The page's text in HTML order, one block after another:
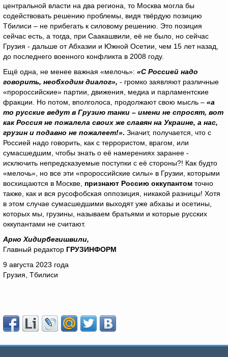
центральной власти на два региона, то Москва могла бы
содействовать решению проблемы, видя твёрдую позицию
Тбилиси – не прибегать к силовому решению. Это позиция
сейчас есть, а тогда, при Саакашвили, её не было, но сейчас
Грузия - дальше от Абхазии и Южной Осетии, чем 15 лет назад,
до последнего военного конфликта в 2008 году.
Ещё одна, не менее важная «мелочь»: «С Россией надо
говорить, необходим диалог», - громко заявляют различные
«пророссийские» партии, движения, медиа и парламентские
фракции. Но потом, вполголоса, продолжают свою мысль – «а
то русские ведут в Грузию танки – имени не спросят, вот
как Россия не пожалела своих же славян на Украине, а нас,
грузин и подавно не пожалеет!». Значит, получается, что с
Россией надо говорить, как с террористом, врагом, или
сумасшедшим, чтобы знать о её намерениях заранее -
исключить непредсказуемые поступки с её стороны?! Как будто
«мелочь», но все эти «пророссийские силы» в Грузии, которыми
восхищаются в Москве, признают Россию оккупантом точно
также, как и вся русофобская оппозиция, никакой разницы! Хотя
в этом случае сумасшедшими выходят уже абхазы и осетины,
которых мы, грузины, называем братьями и которые русских
оккупантами не считают.
Арно Хидирбегишвили,
Главный редактор ГРУЗИНФОРМ
9 августа 2023 года
Грузия, Тбилиси